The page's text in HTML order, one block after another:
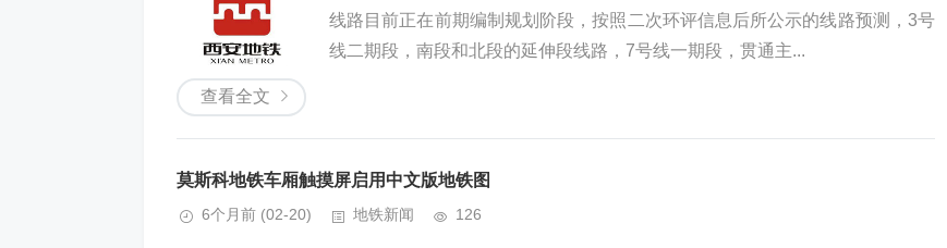
线路目前正在前期编制规划阶段，按照二次环评信息后所公示的线路预测，3号
线二期段，南段和北段的延伸段线路，7号线一期段，贯通主...
查看全文
莫斯科地铁车厢触摸屏启用中文版地铁图
6个月前 (02-20) 地铁新闻 126